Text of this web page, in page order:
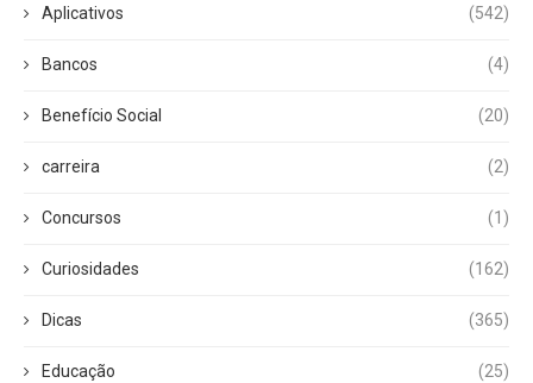
Aplicativos (542)
Bancos (4)
Benefício Social (20)
carreira (2)
Concursos (1)
Curiosidades (162)
Dicas (365)
Educação (25)